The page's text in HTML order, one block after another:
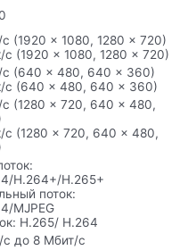
(1920 × 1080, 1280 × 720)
с (1920 × 1080, 1280 × 720)
с (640 × 480, 640 × 360)
с (640 × 480, 640 × 360)
с (1280 × 720, 640 × 480,
с (1280 × 720, 640 × 480,
H.264+/H.265+
поток:
MJPEG
H.265/ H.264
с до 8 Мбит/с